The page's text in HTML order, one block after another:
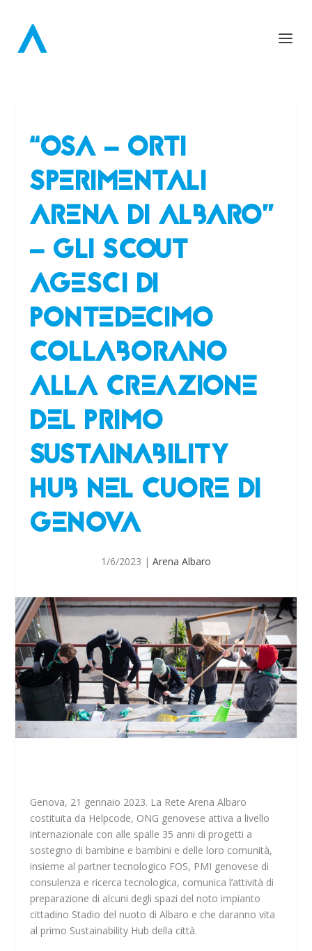
“OSA – ORTI
SPERIMENTALI
ARENA DI ALBARO”
– GLI SCOUT
AGESCI DI
PONTEDECIMO
COLLABORANO
ALLA CREAZIONE
DEL PRIMO
SUSTAINABILITY
HUB NEL CUORE DI
GENOVA
1/6/2023 | Arena Albaro
Genova, 21 gennaio 2023. La Rete Arena Albaro
costituita da Helpcode, ONG genovese attiva a livello
internazionale con alle spalle 35 anni di progetti a
sostegno di bambine e bambini e delle loro comunità,
insieme al partner tecnologico FOS, PMI genovese di
consulenza e ricerca tecnologica, comunica l’attività di
preparazione di alcuni degli spazi del noto impianto
cittadino Stadio del nuoto di Albaro e che daranno vita
al primo Sustainability Hub della città.